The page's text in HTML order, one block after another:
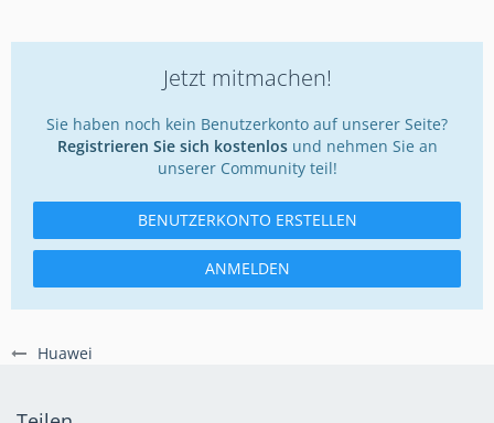
Huawei
Jetzt mitmachen!
Sie haben noch kein Benutzerkonto auf unserer Seite?
Registrieren Sie sich kostenlosund nehmen Sie an
unserer Community teil!
BENUTZERKONTO ERSTELLEN
ANMELDEN